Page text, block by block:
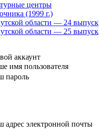
центры
(1999 г.)
области — 24 выпуск
области — 25 выпуск
аккаунт
имя пользователя
пароль
адрес электронной почты